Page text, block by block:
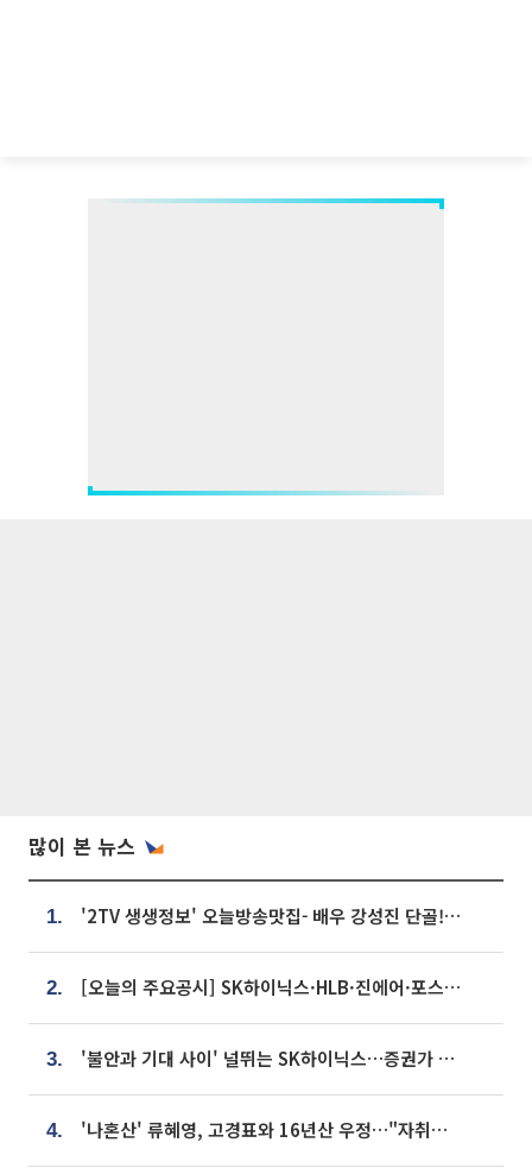
많이 본 뉴스
1. '2TV 생생정보' 오늘방송맛집- 배우 강성진 단골! 쌀국수ㆍ푸팟퐁 커리 맛집 '블○○○'
2. [오늘의 주요공시] SK하이닉스·HLB·진에어·포스코홀딩스·네이버·대우건설 등
3. '불안과 기대 사이' 널뛰는 SK하이닉스…증권가 "HBM4·LTA 기반 펀터멘털 견고"
4. '나혼산' 류혜영, 고경표와 16년산 우정…"자취방서 부모님과 마주쳐"